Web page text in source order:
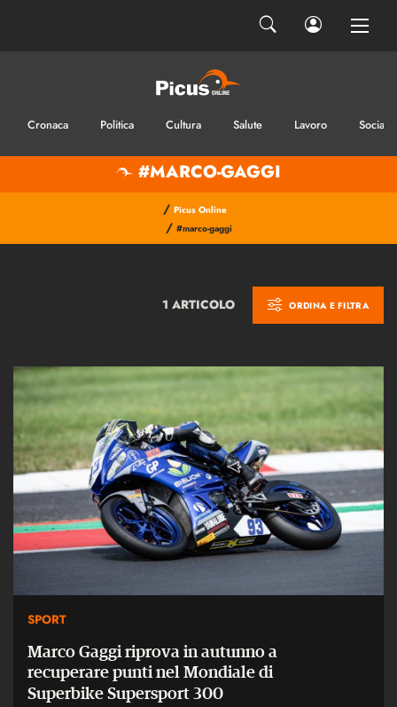
Cronaca Politica Cultura Salute Lavoro Sociale
#MARCO-GAGGI
/ Picus Online
/ #marco-gaggi
1 ARTICOLO ORDINA E FILTRA
SPORT
Marco Gaggi riprova in autunno a
recuperare punti nel Mondiale di
Superbike Supersport 300